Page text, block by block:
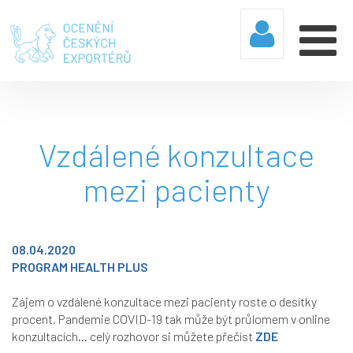
Vzdálené konzultace
mezi pacienty
08.04.2020
PROGRAM HEALTH PLUS
Zájem o vzdálené konzultace mezi pacienty roste o desítky
procent, Pandemie COVID-19 tak může být průlomem v online
konzultacích… celý rozhovor si můžete přečíst ZDE